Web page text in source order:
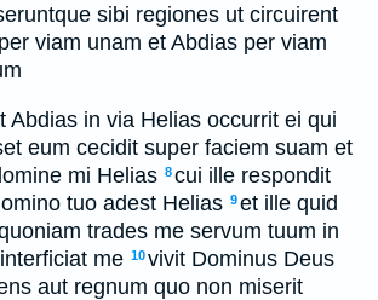
sibi regiones ut circuirent
viam unam et Abdias per viam
Abdias in via Helias occurrit ei qui
eum cecidit super faciem suam et
mi Helias 8cui ille respondit
tuo adest Helias 9et ille quid
trades me servum tuum in
me 10vivit Dominus Deus
aut regnum quo non miserit